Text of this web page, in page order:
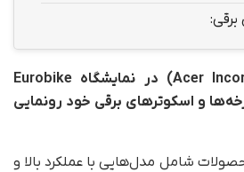
برقی:
Acer
در نمایشگاه Eurobike
و اسکوترهای برقی خود رونمایی
شامل مدل‌هایی با عملکرد بالا و